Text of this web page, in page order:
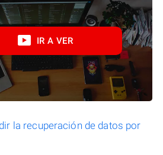
IR A VER
la recuperación de datos por